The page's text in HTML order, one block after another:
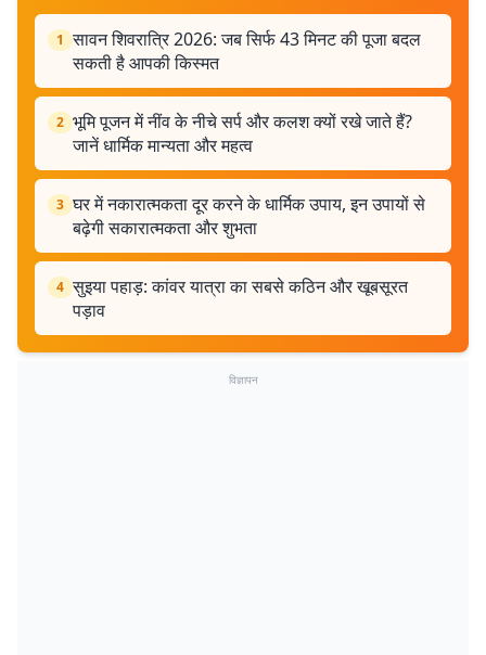
1 सावन शिवरात्रि 2026: जब सिर्फ 43 मिनट की पूजा बदल
सकती है आपकी किस्मत
2 भूमि पूजन में नींव के नीचे सर्प और कलश क्यों रखे जाते हैं?
जानें धार्मिक मान्यता और महत्व
3 घर में नकारात्मकता दूर करने के धार्मिक उपाय, इन उपायों से
बढ़ेगी सकारात्मकता और शुभता
4 सुइया पहाड़: कांवर यात्रा का सबसे कठिन और खूबसूरत
पड़ाव
विज्ञापन